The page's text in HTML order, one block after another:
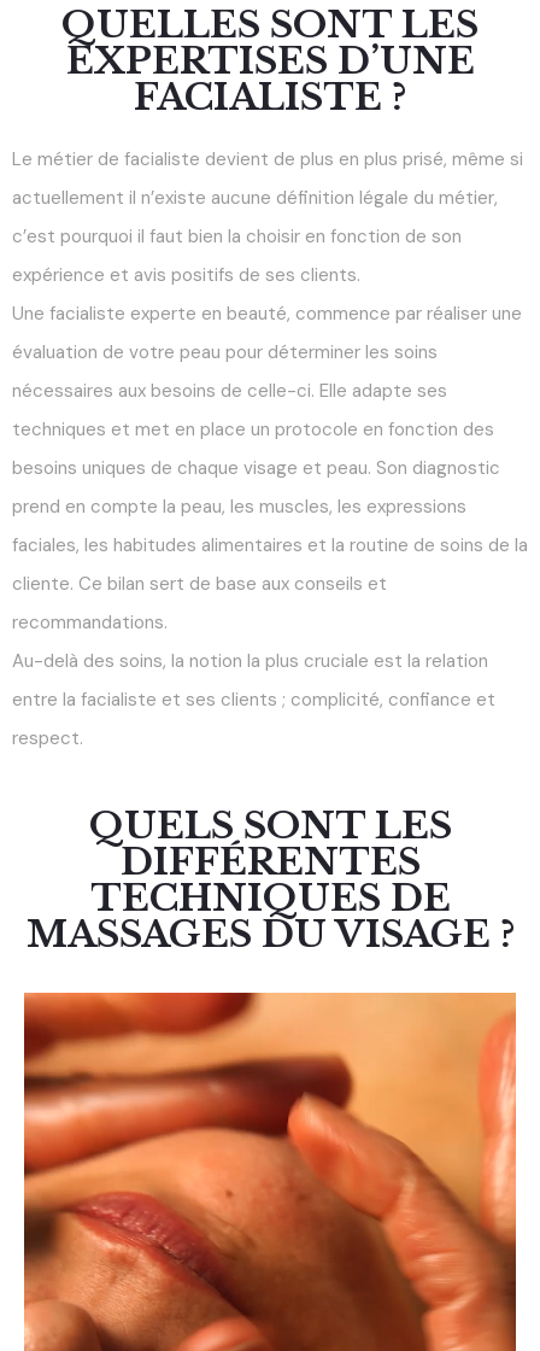
QUELLES SONT LES
EXPERTISES D’UNE
FACIALISTE ?
Le métier de facialiste devient de plus en plus prisé, même si
actuellement il n’existe aucune définition légale du métier,
c’est pourquoi il faut bien la choisir en fonction de son
expérience et avis positifs de ses clients.
Une facialiste experte en beauté, commence par réaliser une
évaluation de votre peau pour déterminer les soins
nécessaires aux besoins de celle-ci. Elle adapte ses
techniques et met en place un protocole en fonction des
besoins uniques de chaque visage et peau. Son diagnostic
prend en compte la peau, les muscles, les expressions
faciales, les habitudes alimentaires et la routine de soins de la
cliente. Ce bilan sert de base aux conseils et
recommandations.
Au-delà des soins, la notion la plus cruciale est la relation
entre la facialiste et ses clients ; complicité, confiance et
respect.
QUELS SONT LES
DIFFÉRENTES
TECHNIQUES DE
MASSAGES DU VISAGE ?